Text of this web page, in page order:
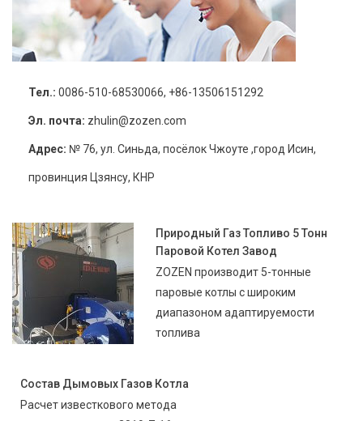
Тел.: 0086-510-68530066, +86-13506151292
Эл. почта: zhulin@zozen.com
Адрес: № 76, ул. Синьда, посёлок Чжоуте ,город Исин,
провинция Цзянсу, КНР
Природный Газ Топливо 5 Тонн
Паровой Котел Завод
ZOZEN производит 5-тонные
паровые котлы с широким
диапазоном адаптируемости
топлива
Состав Дымовых Газов Котла
Расчет известкового метода